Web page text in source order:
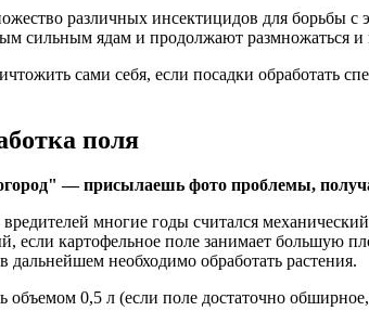
различных инсектицидов для
сильным ядам и продолжают размножаться и
сами себя, если посадки обработать
поля
— присылаешь фото проблемы,
многие годы считался
если картофельное поле занимает большую
дальнейшем необходимо обработать растения.
0,5 л (если поле достаточно